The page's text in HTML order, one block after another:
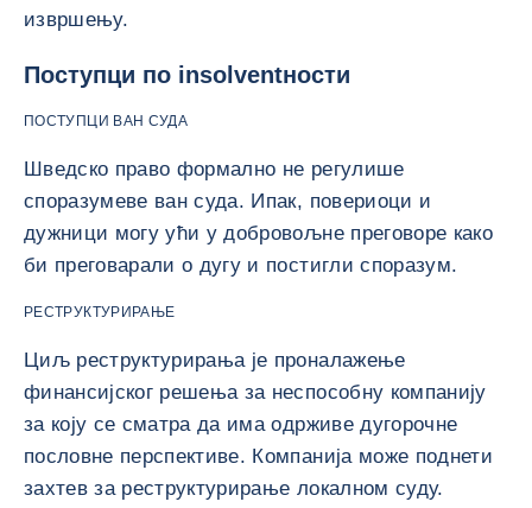
извршењу.
Поступци по insolventности
ПОСТУПЦИ ВАН СУДА
Шведско право формално не регулише
споразумеве ван суда. Ипак, повериоци и
дужници могу ући у добровољне преговоре како
би преговарали о дугу и постигли споразум.
РЕСТРУКТУРИРАЊЕ
Циљ реструктурирања је проналажење
финансијског решења за неспособну компанију
за коју се сматра да има одрживе дугорочне
пословне перспективе. Компанија може поднети
захтев за реструктурирање локалном суду.